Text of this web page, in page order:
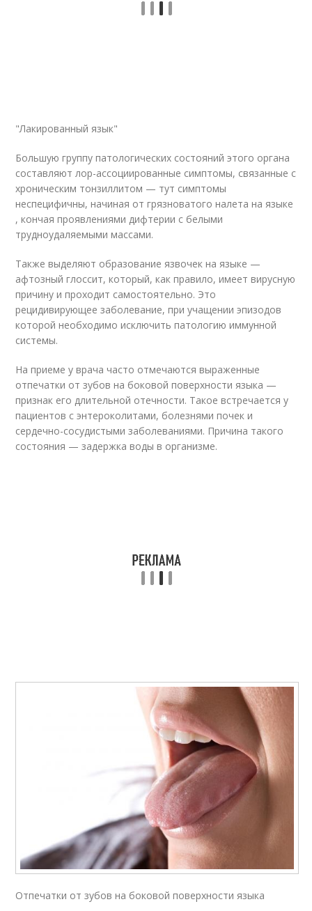
"Лакированный язык"
Большую группу патологических состояний этого органа
составляют лор-ассоциированные симптомы, связанные с
хроническим тонзиллитом — тут симптомы
неспецифичны, начиная от грязноватого налета на языке
, кончая проявлениями дифтерии с белыми
трудноудаляемыми массами.
Также выделяют образование язвочек на языке —
афтозный глоссит, который, как правило, имеет вирусную
причину и проходит самостоятельно. Это
рецидивирующее заболевание, при учащении эпизодов
которой необходимо исключить патологию иммунной
системы.
На приеме у врача часто отмечаются выраженные
отпечатки от зубов на боковой поверхности языка —
признак его длительной отечности. Такое встречается у
пациентов с энтероколитами, болезнями почек и
сердечно-сосудистыми заболеваниями. Причина такого
состояния — задержка воды в организме.
Отпечатки от зубов на боковой поверхности языка